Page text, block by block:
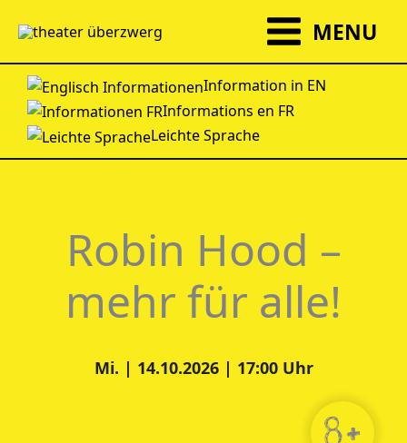
Inhalt
springen
MENU
Information in EN
Informations en FR
Leichte Sprache
Robin Hood –
mehr für alle!
Mi. | 14.10.2026 | 17:00 Uhr